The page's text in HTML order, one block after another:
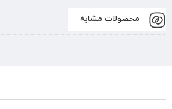
محصولات مشابه